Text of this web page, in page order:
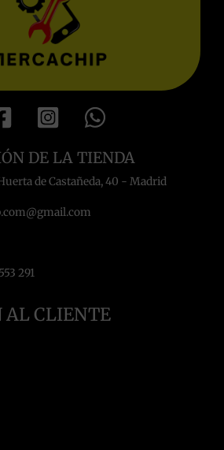
DE LA TIENDA
de Castañeda, 40 - Madrid
291
AL CLIENTE